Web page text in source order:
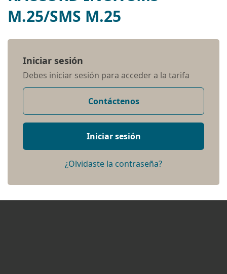
M.25/SMS M.25
Iniciar sesión
Debes iniciar sesión para acceder a la tarifa
Contáctenos
Iniciar sesión
¿Olvidaste la contraseña?